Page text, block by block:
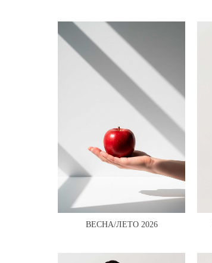
ВЕСНА/ЛЕТО 2026